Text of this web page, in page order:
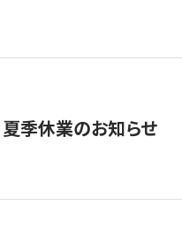
夏季休業のお知らせ